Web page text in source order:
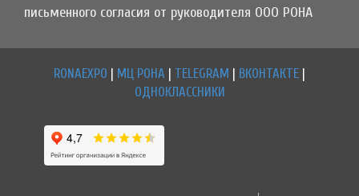
письменного согласия от руководителя ООО РОНА
RONAEXPO | МЦ РОНА | TELEGRAM | ВКОНТАКТЕ |
ОДНОКЛАССНИКИ